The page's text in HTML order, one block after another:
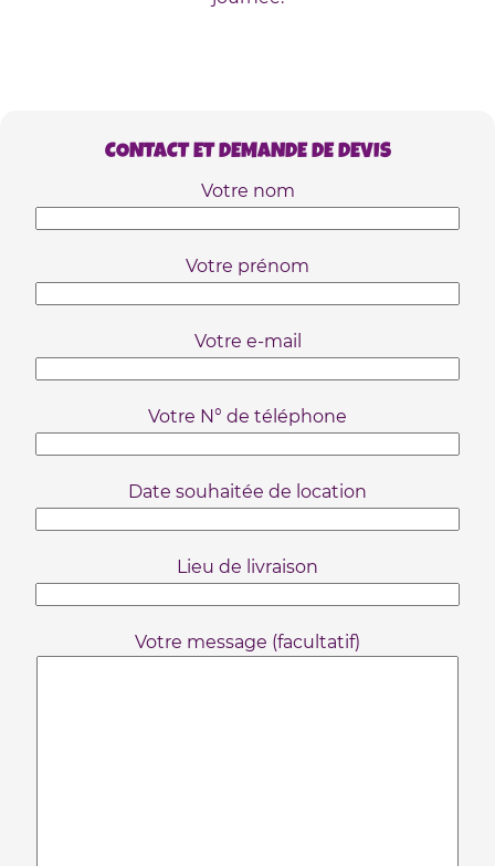
CONTACT ET DEMANDE DE DEVIS
Votre nom
Votre prénom
Votre e-mail
Votre N° de téléphone
Date souhaitée de location
Lieu de livraison
Votre message (facultatif)